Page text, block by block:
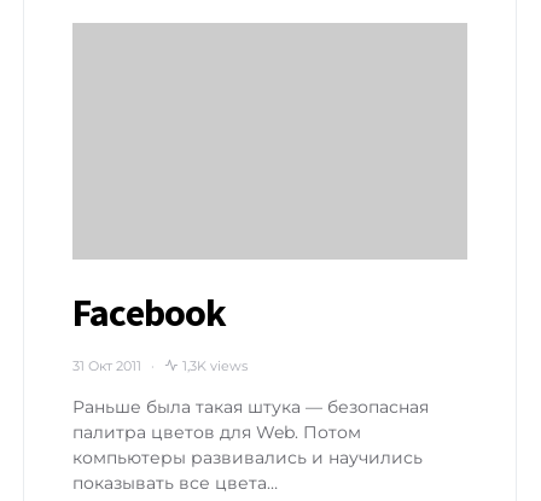
Facebook
31 Окт 2011 1,3K views
Раньше была такая штука — безопасная
палитра цветов для Web. Потом
компьютеры развивались и научились
показывать все цвета…